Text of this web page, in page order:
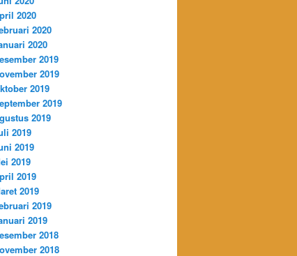
2020
2020
2020
2019
2019
2019
2019
2019
2019
2019
2019
2019
2019
2019
2019
2018
2018